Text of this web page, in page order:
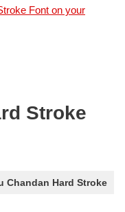
Font on your
Stroke
Chandan Hard Stroke